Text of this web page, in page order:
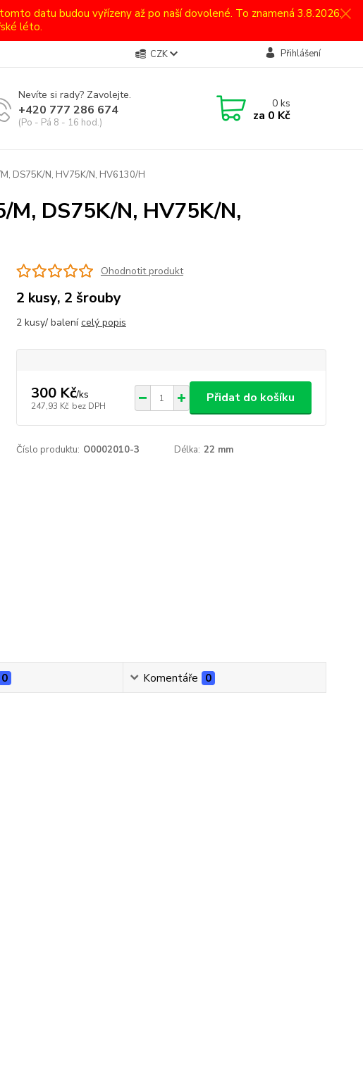
datu budou vyřízeny až po naší dovolené. To znamená 3.8.2026.
léto.
CZK Přihlášení
Nevíte si rady? Zavolejte.
+420 777 286 674
(Po - Pá 8 - 16 hod.)
0ks
za 0 Kč
DS75K/N, HV75K/N, HV6130/H
M, DS75K/N, HV75K/N,
Ohodnotit produkt
2 kusy, 2 šrouby
2 kusy/ balenícelý popis
300 Kč/ks
247,93 Kč bez DPH
Přidat do košíku
Číslo produktu: O0002010-3 Délka: 22 mm
0 Komentáře 0